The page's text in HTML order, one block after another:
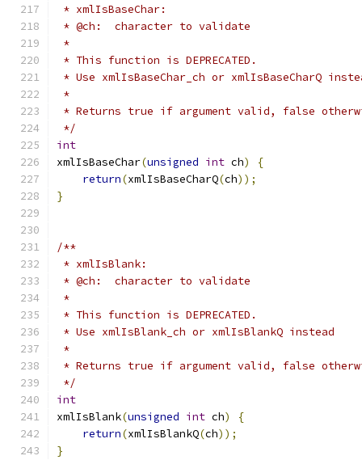
* xmlIsBaseChar:
* @ch:  character to validate
*
* This function is DEPRECATED.
* Use xmlIsBaseChar_ch or xmlIsBaseCharQ
*
* Returns true if argument valid, false
*/
int
xmlIsBaseChar(unsigned int ch)
{
return(xmlIsBaseCharQ(ch));
}
/**
* xmlIsBlank:
* @ch:  character to validate
*
* This function is DEPRECATED.
* Use xmlIsBlank_ch or xmlIsBlankQ instead
*
* Returns true if argument valid, false
*/
int
xmlIsBlank(unsigned int ch)
{
return(xmlIsBlankQ(ch));
}